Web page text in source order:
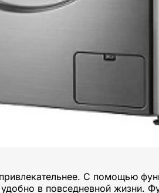
С помощью
в повседневной жизни.